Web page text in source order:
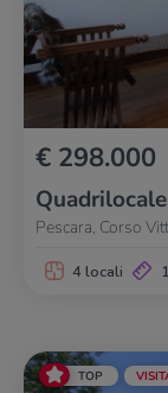
€ 298.000
Pescara, Corso
4 locali
TOP